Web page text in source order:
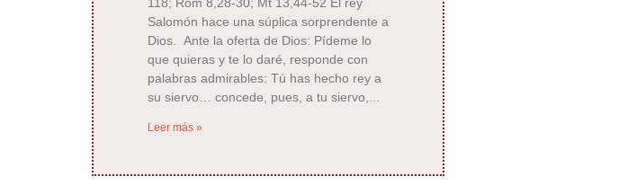
Salomón hace una súplica sorprendente a
Dios. Ante la oferta de Dios: Pídeme lo
que quieras y te lo daré, responde con
palabras admirables: Tú has hecho rey a
su siervo… concede, pues, a tu siervo,
Leer más »